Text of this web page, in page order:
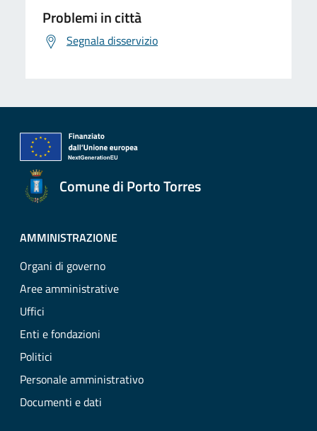
Problemi in città
Segnala disservizio
Comune di Porto Torres
AMMINISTRAZIONE
Organi di governo
Aree amministrative
Uffici
Enti e fondazioni
Politici
Personale amministrativo
Documenti e dati